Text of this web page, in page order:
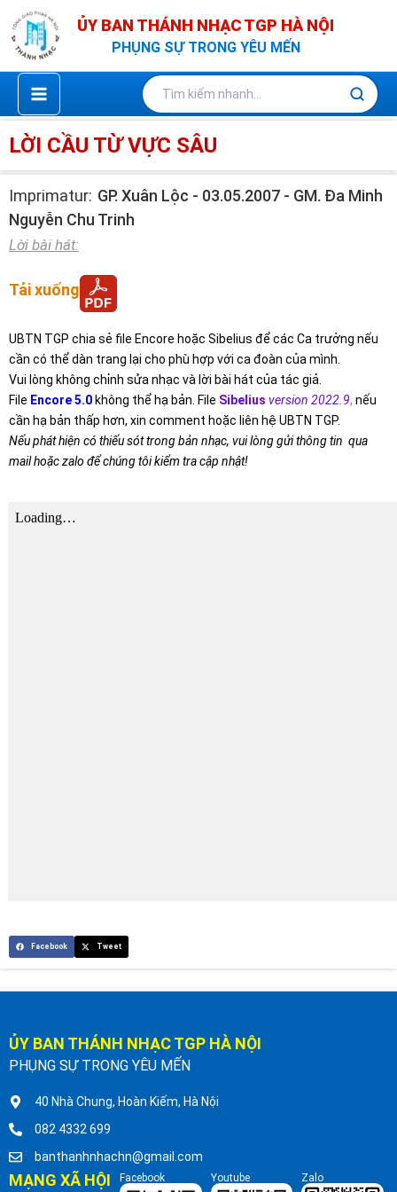
Nhảy
tới
nội
dung
ỦY BAN THÁNH NHẠC TGP HÀ NỘI
PHỤNG SỰ TRONG YÊU MẾN
LỜI CẦU TỪ VỰC SÂU
Imprimatur: GP. Xuân Lộc - 03.05.2007 - GM. Đa Minh
Nguyễn Chu Trinh
Lời bài hát:
Tải xuống
UBTN TGP chia sẻ file Encore hoặc Sibelius để các Ca trưởng nếu
cần có thể dàn trang lại cho phù hợp với ca đoàn của mình.
Vui lòng không chỉnh sửa nhạc và lời bài hát của tác giả.
File Encore 5.0 không thể hạ bản. File Sibelius version 2022.9, nếu
cần hạ bản thấp hơn, xin comment hoặc liên hệ UBTN TGP.
Nếu phát hiện có thiếu sót trong bản nhạc, vui lòng gửi thông tin qua
mail hoặc zalo để chúng tôi kiểm tra cập nhật!
Facebook Tweet
ỦY BAN THÁNH NHẠC TGP HÀ NỘI
PHỤNG SỰ TRONG YÊU MẾN
40 Nhà Chung, Hoàn Kiếm, Hà Nội
082 4332 699
banthanhnhachn@gmail.com
MẠNG XÃ HỘI Facebook Youtube Zalo